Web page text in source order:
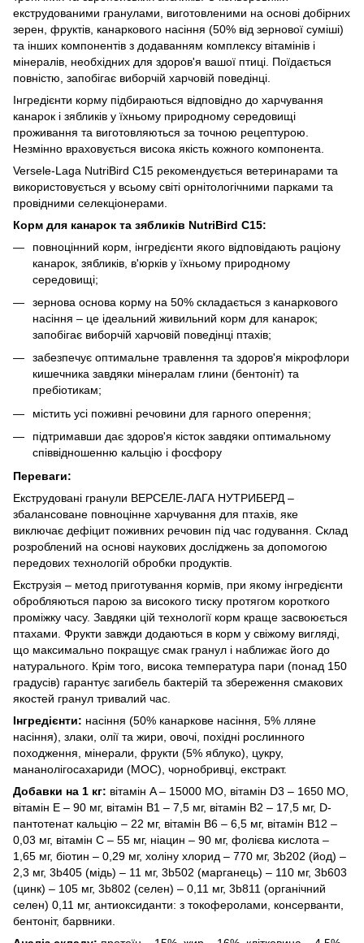
екструдованими гранулами, виготовленими на основі добірних
зерен, фруктів, канаркового насіння (50% від зернової суміші)
та інших компонентів з додаванням комплексу вітамінів і
мінералів, необхідних для здоров'я вашої птиці. Поїдається
повністю, запобігає виборчій харчовій поведінці.
Інгредієнти корму підбираються відповідно до харчування
канарок і зябликів у їхньому природному середовищі
проживання та виготовляються за точною рецептурою.
Незмінно враховується висока якість кожного компонента.
Versele-Laga NutriBird С15 рекомендується ветеринарами та
використовується у всьому світі орнітологічними парками та
провідними селекціонерами.
Корм для канарок та зябликів NutriBird C15:
повноцінний корм, інгредієнти якого відповідають раціону
канарок, зябликів, в'юрків у їхньому природному
середовищі;
зернова основа корму на 50% складається з канаркового
насіння – це ідеальний живильний корм для канарок;
запобігає виборчій харчовій поведінці птахів;
забезпечує оптимальне травлення та здоров'я мікрофлори
кишечника завдяки мінералам глини (бентоніт) та
пребіотикам;
містить усі поживні речовини для гарного оперення;
підтримавши дає здоров'я кісток завдяки оптимальному
співвідношенню кальцію і фосфору
Переваги:
Екструдовані гранули ВЕРСЕЛЕ-ЛАГА НУТРИБЕРД –
збалансоване повноцінне харчування для птахів, яке
виключає дефіцит поживних речовин під час годування. Склад
розроблений на основі наукових досліджень за допомогою
передових технологій обробки продуктів.
Екструзія – метод приготування кормів, при якому інгредієнти
обробляються парою за високого тиску протягом короткого
проміжку часу. Завдяки цій технології корм краще засвоюється
птахами. Фрукти завжди додаються в корм у свіжому вигляді,
що максимально покращує смак гранул і наближає його до
натурального. Крім того, висока температура пари (понад 150
градусів) гарантує загибель бактерій та збереження смакових
якостей гранул тривалий час.
Інгредієнти: насіння (50% канаркове насіння, 5% лляне
насіння), злаки, олії та жири, овочі, похідні рослинного
походження, мінерали, фрукти (5% яблуко), цукру,
мананолігосахариди (МОС), чорнобривці, екстракт.
Добавки на 1 кг: вітамін A – 15000 МО, вітамін D3 – 1650 МО,
вітамін E – 90 мг, вітамін B1 – 7,5 мг, вітамін B2 – 17,5 мг, D-
пантотенат кальцію – 22 мг, вітамін B6 – 6,5 мг, вітамін B12 –
0,03 мг, вітамін С – 55 мг, ніацин – 90 мг, фолієва кислота –
1,65 мг, біотин – 0,29 мг, холіну хлорид – 770 мг, 3b202 (йод) –
2,3 мг, 3b405 (мідь) – 11 мг, 3b502 (марганець) – 110 мг, 3b603
(цинк) – 105 мг, 3b802 (селен) – 0,11 мг, 3b811 (органічний
селен) 0,11 мг, антиоксиданти: з токоферолами, консерванти,
бентоніт, барвники.